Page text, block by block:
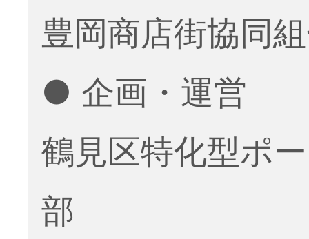
豊岡商店街協同
● 企画・運営
鶴見区特化型ポ
部